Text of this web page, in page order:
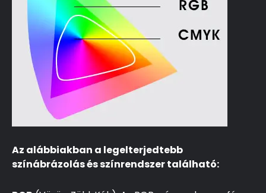
Az alábbiakban a legelterjedtebb
színábrázolás és színrendszer található: